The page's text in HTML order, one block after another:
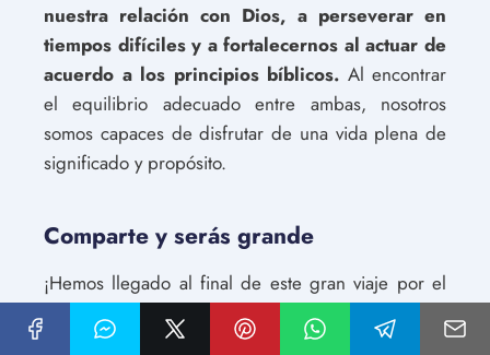
nuestra relación con Dios, a perseverar en
tiempos difíciles y a fortalecernos al actuar de
acuerdo a los principios bíblicos. Al encontrar
el equilibrio adecuado entre ambas, nosotros
somos capaces de disfrutar de una vida plena de
significado y propósito.
Comparte y serás grande
¡Hemos llegado al final de este gran viaje por el
mundo de la Fe y la Esperanza Cristianas! Sin
duda, la lectura del contenido ha sido un recorrido